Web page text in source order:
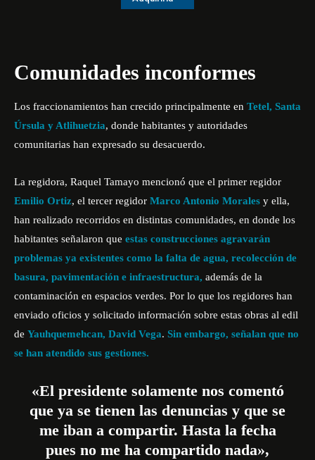
Comunidades inconformes
Los fraccionamientos han crecido principalmente en Tetel, Santa
Úrsula y Atlihuetzia, donde habitantes y autoridades
comunitarias han expresado su desacuerdo.
La regidora, Raquel Tamayo mencionó que el primer regidor
Emilio Ortiz, el tercer regidor Marco Antonio Morales y ella,
han realizado recorridos en distintas comunidades, en donde los
habitantes señalaron que estas construcciones agravarán
problemas ya existentes como la falta de agua, recolección de
basura, pavimentación e infraestructura, además de la
contaminación en espacios verdes. Por lo que los regidores han
enviado oficios y solicitado información sobre estas obras al edil
de Yauhquemehcan, David Vega. Sin embargo, señalan que no
se han atendido sus gestiones.
«El presidente solamente nos comentó
que ya se tienen las denuncias y que se
me iban a compartir. Hasta la fecha
pues no me ha compartido nada»,